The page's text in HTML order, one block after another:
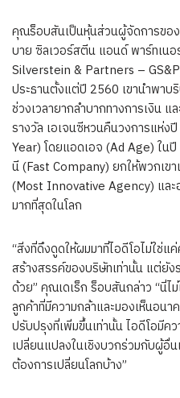
คุณร็อบสันเป็นหุ้นส่วนผู้จัดการขอ
บาย ซิลเวอร์สตีน แอนด์ พาร์ทเน
Silverstein & Partners –
ประธานตั้งแต่ปี 2560 เขานำพาบ
ช่วงเวลายากลำบากทางการเงิน
รางวัล เอเจนซีหวนคืนวงการแห่
Year) โดยแอดเอจ (Ad Age) ใ
นี (Fast Company) ยกให้พวกเข
(Most Innovative Agency) แล
มากที่สุดในโลก
“สิ่งที่ดึงดูดให้ผมมาที่ไอดีโอไม่ใช่แ
สร้างสรรค์ของบริษัทเท่านั้น แต่ยัง
ด้วย” คุณเดเร็ก ร็อบสันกล่าว “นี่ไ
ลูกค้าที่มีความกล้าและมองเห็นอน
ปรับปรุงที่เพิ่มขึ้นเท่านั้น ไอดีโอมีค
เปลี่ยนแปลงในเชิงบวกร่วมกับผู้อื่น
ต้องการเปลี่ยนโลกบ้าง”